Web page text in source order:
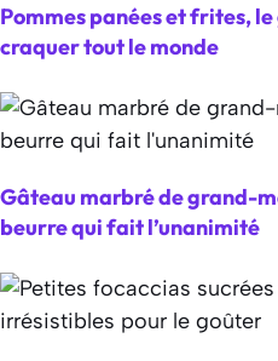
Pommes panées et frites,
craquer tout le monde
Gâteau marbré de grand-
beurre qui fait l’unanimité